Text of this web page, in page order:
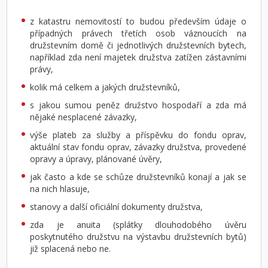
z katastru nemovitostí to budou především údaje o
případných právech třetích osob váznoucích na
družstevním domě či jednotlivých družstevních bytech,
například zda není majetek družstva zatížen zástavními
právy,
kolik má celkem a jakých družstevníků,
s jakou sumou peněz družstvo hospodaří a zda má
nějaké nesplacené závazky,
výše plateb za služby a příspěvku do fondu oprav,
aktuální stav fondu oprav, závazky družstva, provedené
opravy a úpravy, plánované úvěry,
jak často a kde se schůze družstev­níků konají a jak se
na nich hlasuje,
stanovy a další oficiální dokumenty družstva,
zda je anuita (splátky dlouhodobého úvěru
poskytnutého družstvu na výstavbu družstevních bytů)
již splacená nebo ne.